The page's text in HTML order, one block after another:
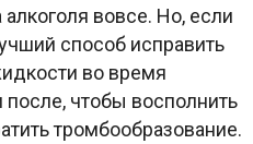
вовсе. Но, если
способ исправить
во время
после, чтобы восполнить
тромбообразование.